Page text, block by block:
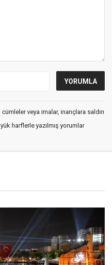
veya imalar, inançlara saldırı
harflerle yazılmış yorumlar